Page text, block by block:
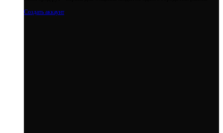
Создать аккаунт